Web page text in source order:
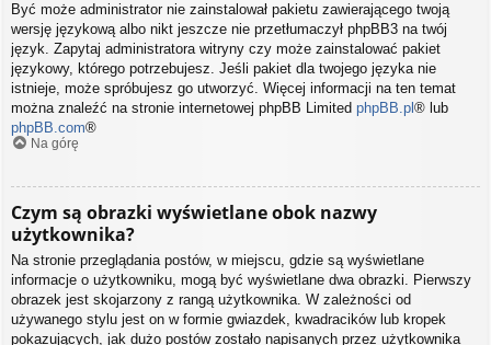
Być może administrator nie zainstalował pakietu zawierającego twoją
wersję językową albo nikt jeszcze nie przetłumaczył phpBB3 na twój
język. Zapytaj administratora witryny czy może zainstalować pakiet
językowy, którego potrzebujesz. Jeśli pakiet dla twojego języka nie
istnieje, może spróbujesz go utworzyć. Więcej informacji na ten temat
można znaleźć na stronie internetowej phpBB Limited phpBB.pl ® lub
phpBB.com®
Na górę
Czym są obrazki wyświetlane obok nazwy
użytkownika?
Na stronie przeglądania postów, w miejscu, gdzie są wyświetlane
informacje o użytkowniku, mogą być wyświetlane dwa obrazki. Pierwszy
obrazek jest skojarzony z rangą użytkownika. W zależności od
używanego stylu jest on w formie gwiazdek, kwadracików lub kropek
pokazujących, jak dużo postów zostało napisanych przez użytkownika